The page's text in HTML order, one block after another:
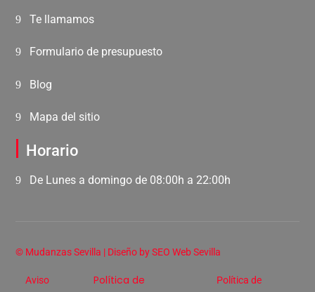
Te llamamos
Formulario de presupuesto
Blog
Mapa del sitio
Horario
De Lunes a domingo de 08:00h a 22:00h
© Mudanzas Sevilla | Diseño bySEO Web Sevilla
Aviso
Política de
Política de